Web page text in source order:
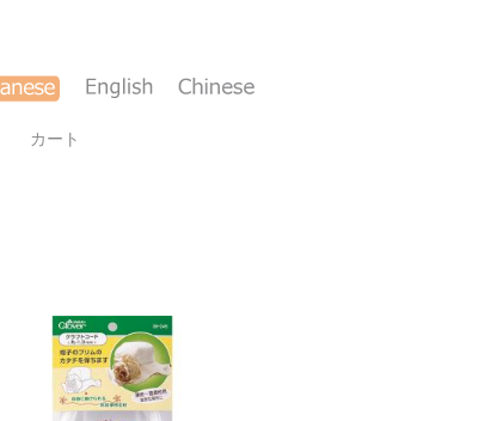
カート